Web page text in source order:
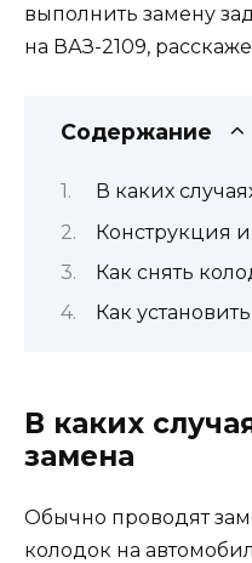
выполнить замену
на ВАЗ-2109,
Содержание
В каких
Конструкция
Как снять
Как
В каких
замена
Обычно проводят
колодок на